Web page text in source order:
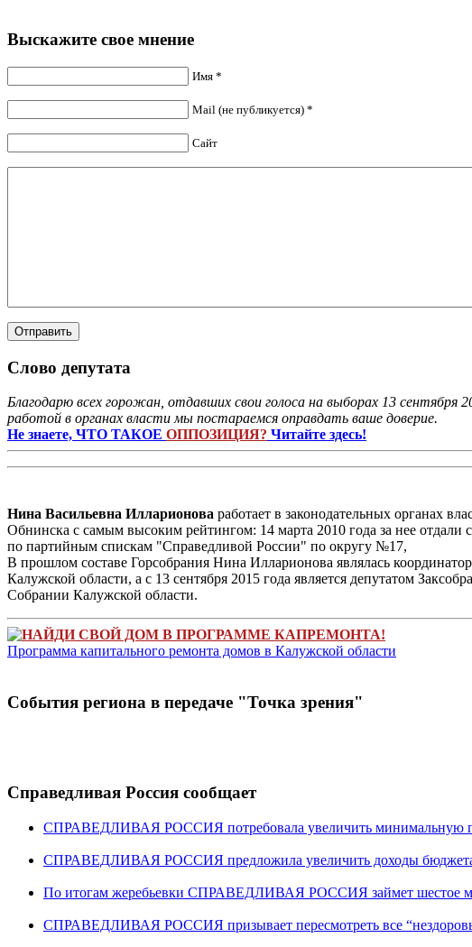
Выскажите свое мнение
Имя *
Mail (не публикуется) *
Сайт
Слово депутата
Благодарю всех горожан, отдавших свои голоса на выборах 13
работой в органах власти мы постараемся оправдать ваше доверие.
Не знаете, ЧТО ТАКОЕ ОППОЗИЦИЯ? Читайте здесь!
Нина Васильевна Илларионова работает в законодательных органах
Обнинска с самым высоким рейтингом: 14 марта 2010 года за нее отдали
по партийным спискам "Справедливой России" по округу №17,
В прошлом составе Горсобрания Нина Илларионова являлась
Калужской области, а с 13 сентября 2015 года является депутатом
Собрании Калужской области.
НАЙДИ СВОЙ ДОМ В ПРОГРАММЕ КАПРЕМОНТА!
Программа капитального ремонта домов в Калужской области
Cобытия региона в передачe "Точка зрения"
Справедливая Россия сообщает
СПРАВЕДЛИВАЯ РОССИЯ потребовала увеличить минимальную
СПРАВЕДЛИВАЯ РОССИЯ предложила увеличить доходы бюджета
По итогам жеребьевки СПРАВЕДЛИВАЯ РОССИЯ займет шестое
СПРАВЕДЛИВАЯ РОССИЯ призывает пересмотреть все